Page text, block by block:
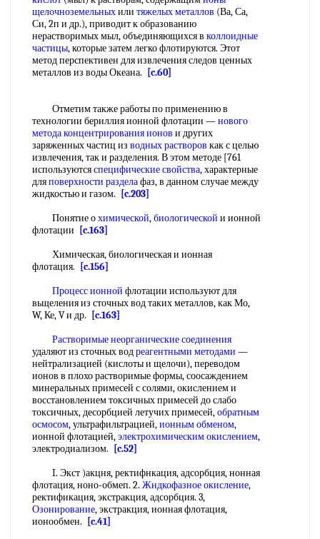
щелочноземельныхили тяжелых металлов (Ва, Са,
Си, 2п и др.), приводит к образованию
нерастворимых мыл, объединяющихся в коллоидные
частицы, которые затем легко флотируются. Этот
метод перспективен для извлечения следов ценных
металлов из воды Океана.
[c.60]
Отметим также работы по применению в
технологии бериллия ионной флотации —нового
методаконцентрирования ионов и других
заряженных частиц из водных растворов как с целью
извлечения, так и разделения. В этом методе [761
используютсяспецифические свойства, характерные
дляповерхности разделафаз, в данном случае между
жидкостью и газом.
[c.203]
Понятие охимической,биологической и ионной
флотации
[c.163]
Химическая, биологическая и ионная
флотация.
[c.156]
Процесс ионной флотации используют для
вьщеления из сточных вод таких металлов, как Мо,
W, Ке, V и др.
[c.163]
Растворимые неорганические соединения
удаляют из сточных водреагентными методами —
нейтрализацией (кислоты и щелочи), переводом
ионов в плохо растворимые формы, соосаждением
минеральных примесей с солями, окислением и
восстановлением токсичных примесей до слабо
токсичных, десорбцией летучих примесей,обратным
осмосом, ультрафильтрацией,ионным обменом,
ионной флотацией,электрохимическим окислением,
электродиализом.
[c.52]
I. Экст )акцня, ректифнкация, адсорбция, нонная
флотация, ноно-обмеп. 2. Жндкофазное окисление,
ректификация, экстракция, адсорбция. 3,
Озонирование, экстракция, ионная флотация,
ионообмен.
[c.41]